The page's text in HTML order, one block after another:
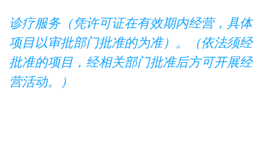
诊疗服务（凭许可证在有效期内经营，具体
项目以审批部门批准的为准）。（依法须经
批准的项目，经相关部门批准后方可开展经
营活动。）